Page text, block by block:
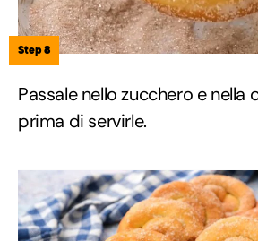
Step 8
Passale nello zucchero e nella
prima di servirle.